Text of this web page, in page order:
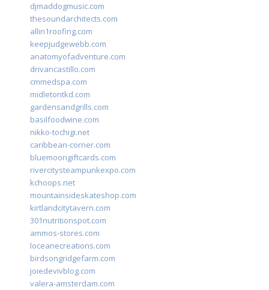
djmaddogmusic.com
thesoundarchitects.com
allin1roofing.com
keepjudgewebb.com
anatomyofadventure.com
drivancastillo.com
cmmedspa.com
midletontkd.com
gardensandgrills.com
basilfoodwine.com
nikko-tochigi.net
caribbean-corner.com
bluemoongiftcards.com
rivercitysteampunkexpo.com
kchoops.net
mountainsideskateshop.com
kirtlandcitytavern.com
301nutritionspot.com
ammos-stores.com
loceanecreations.com
birdsongridgefarm.com
joiedevivblog.com
valera-amsterdam.com